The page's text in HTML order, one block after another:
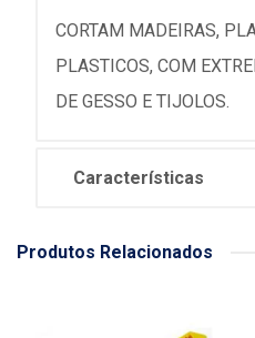
CORTAM MADEIRAS,
PLASTICOS, COM
DE GESSO E TIJOLOS.
Características
Produtos Relacionados